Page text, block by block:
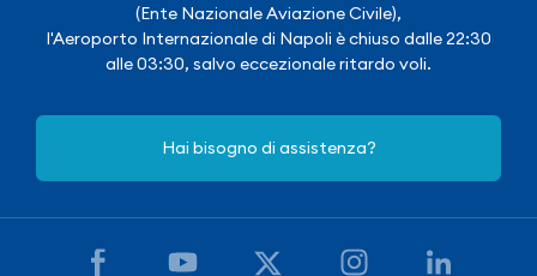
(Ente Nazionale Aviazione Civile),
l'Aeroporto Internazionale di Napoli è chiuso dalle 22:30
alle 03:30, salvo eccezionale ritardo voli.
Hai bisogno di assistenza?